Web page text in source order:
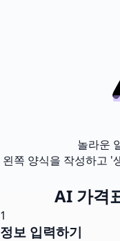
놀라운
왼쪽 양식을 작성하고 '
AI 가격
1
정보 입력하기